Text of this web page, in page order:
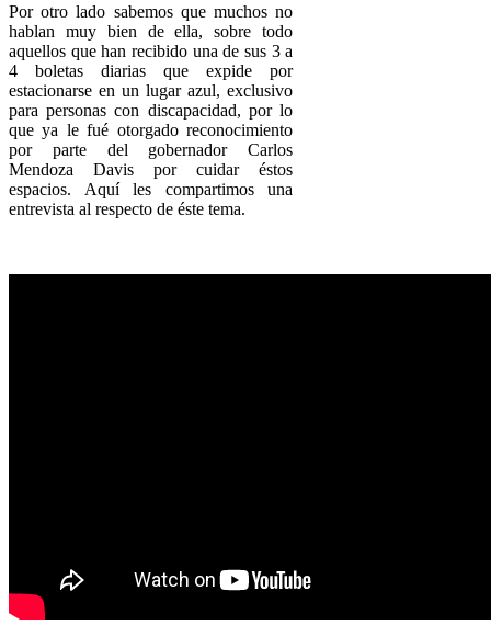
Por otro lado sabemos que muchos no
hablan muy bien de ella, sobre todo
aquellos que han recibido una de sus 3 a
4 boletas diarias que expide por
estacionarse en un lugar azul, exclusivo
para personas con discapacidad, por lo
que ya le fué otorgado reconocimiento
por parte del gobernador Carlos
Mendoza Davis por cuidar éstos
espacios. Aquí les compartimos una
entrevista al respecto de éste tema.